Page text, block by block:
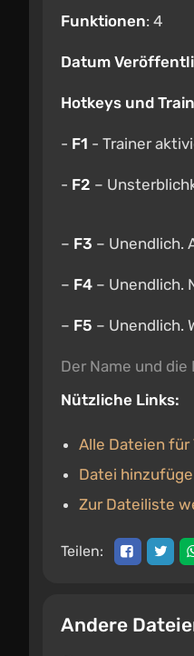
Funktionen: 4
Datum
Hotkeys und
- F1 - Trainer
- F2 –
– F3 – Unendlich.
– F4 – Unendlich.
– F5 – Unendlich.
Der Name und
Nützliche Links:
Alle Dateien für
Datei
Zur Dateiliste
Teilen:
Andere